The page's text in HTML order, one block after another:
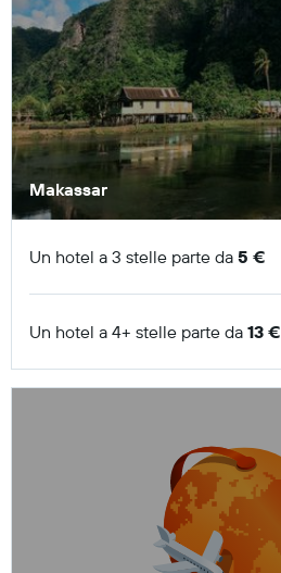
Makassar
Un hotel a 3 stelle parte da 5 €
Un hotel a 4+ stelle parte da 13 €